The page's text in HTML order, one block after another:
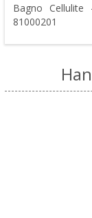
Bagno
81000201